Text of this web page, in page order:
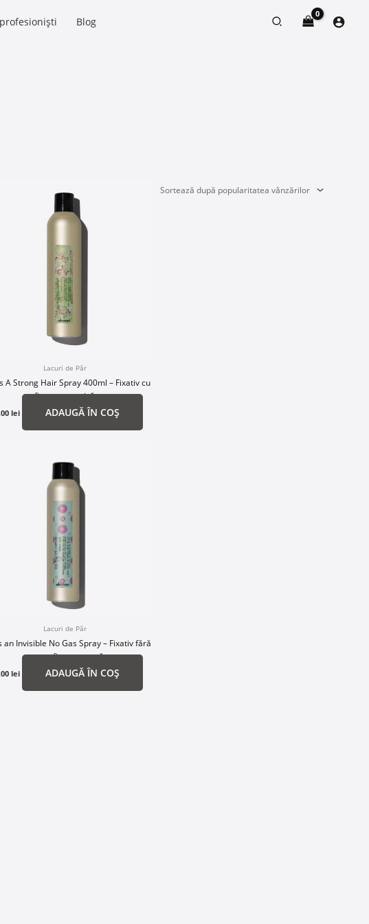
Blog Search
Lacuri de Păr
A Strong Hair Spray 400ml – Fixativ cu
fixare puternică
lei ADAUGĂ ÎN COȘ
Lacuri de Păr
an Invisible No Gas Spray – Fixativ fără
gaz cu fixare ușoară
lei ADAUGĂ ÎN COȘ